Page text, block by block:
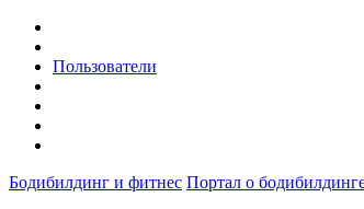
Пользователи
Бодибилдинг и фитнес Портал о